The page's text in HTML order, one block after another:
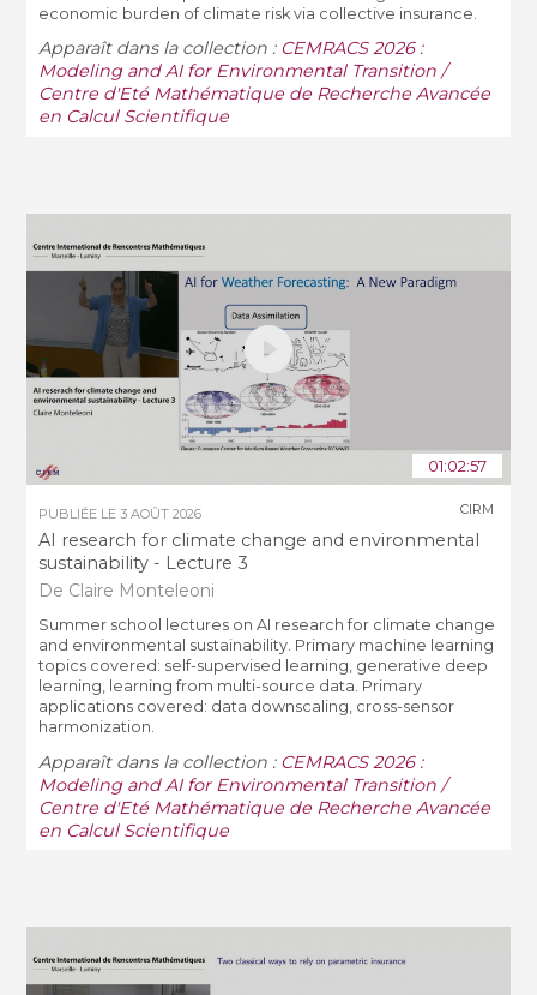
economic burden of climate risk via collective insurance.
Apparaît dans la collection : CEMRACS 2026 :
Modeling and AI for Environmental Transition /
Centre d'Eté Mathématique de Recherche Avancée
en Calcul Scientifique
01:02:57
PUBLIÉE LE3 AOÛT 2026
AI research for climate change and environmental
sustainability - Lecture 3
De Claire Monteleoni
CIRM
Summer school lectures on AI research for climate change
and environmental sustainability. Primary machine learning
topics covered: self-supervised learning, generative deep
learning, learning from multi-source data. Primary
applications covered: data downscaling, cross-sensor
harmonization.
Apparaît dans la collection : CEMRACS 2026 :
Modeling and AI for Environmental Transition /
Centre d'Eté Mathématique de Recherche Avancée
en Calcul Scientifique